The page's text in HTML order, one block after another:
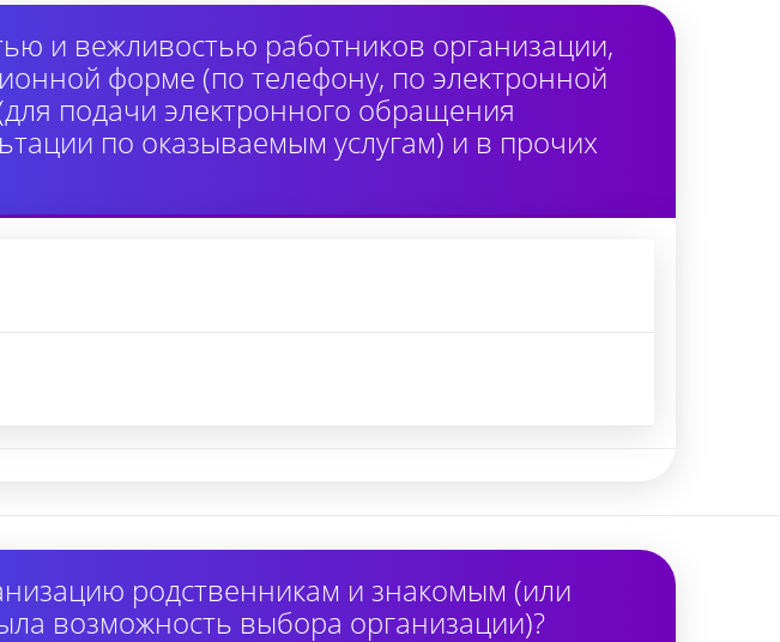
и вежливостью работников организации,
форме (по телефону, по электронной
подачи электронного обращения
по оказываемым услугам) и в прочих
родственникам и знакомым (или
возможность выбора организации)?